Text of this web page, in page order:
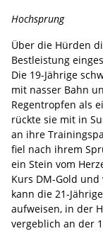
Hochsprung
Über die Hürden
Bestleistung
Die 19-Jährige
mit nasser Bahn
Regentropfen als
rückte sie mit in
an ihre
fiel nach ihrem
ein Stein vom
Kurs DM-Gold
kann die 21-
aufweisen, in der
vergeblich an der